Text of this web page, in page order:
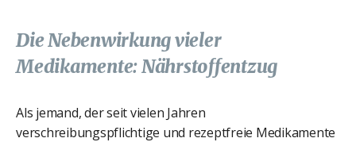
Die Nebenwirkung vieler
Medikamente: Nährstoffentzug
Als jemand, der seit vielen Jahren
verschreibungspflichtige und rezeptfreie Medikamente